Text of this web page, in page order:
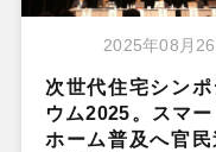
2025年08月26
次世代住宅シンポ
ウム2025。スマー
ホーム普及へ官民